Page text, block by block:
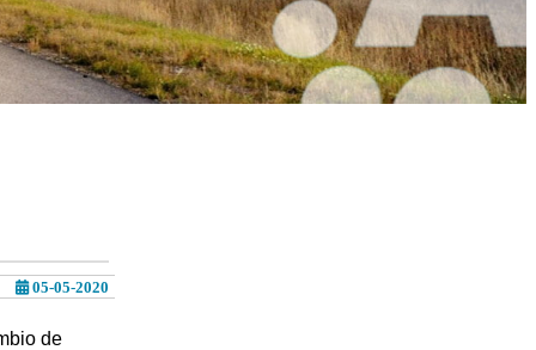
05-05-2020
de